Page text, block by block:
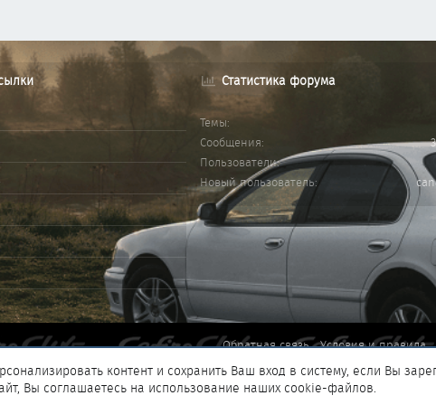
Статистика форума
Темы
Сообщения
Пользователи
Новый пользователь
Обратная связь Условия и правила
by ThemeHouse Перевод от Jumuro®
контент и сохранить Ваш вход в систему, если Вы
Вы соглашаетесь на использование наших cookie-файлов.